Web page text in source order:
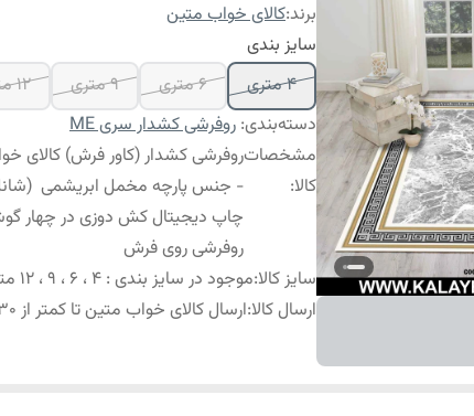
برند:کالای خواب متین
سایز بندی
4 متری
6 متری 9 متری
12 متری
دسته‌بندی: روفرشی کشدار سری ME
مشخصات
کالا:
روفرشی کشدار (کاور فرش) کالای
- جنس پارچه مخمل ابریشمی (شانل)
چاپ دیجیتال کش دوزی در
روفرشی روی فرش
سایز کالا:موجود در سایز بندی : 4 ، 6 ، 9 ، 12 متری
ارسال کالا:ارسال کالای خواب متین تا کمتر از 30 روز کاری آینده